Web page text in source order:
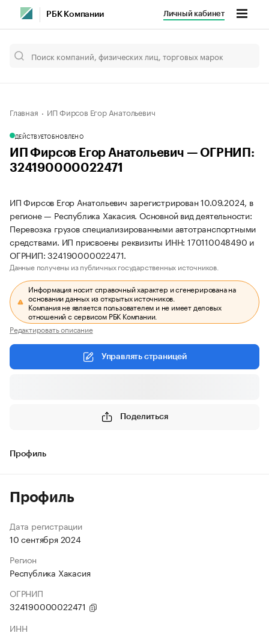
РБК Компании Личный кабинет
Главная ИП Фирсов Егор Анатольевич
ДЕЙСТВУЕТОБНОВЛЕНО
ИП Фирсов Егор Анатольевич — ОГРНИП:
324190000022471
ИП Фирсов Егор Анатольевич зарегистрирован 10.09.2024, в
регионе — Республика Хакасия. Основной вид деятельности:
Перевозка грузов специализированными автотранспортными
средствами. ИП присвоены реквизиты ИНН: 170110048490 и
ОГРНИП: 324190000022471.
Данные получены из публичных государственных источников.
Информация носит справочный характер и сгенерирована на
основании данных из открытых источников.
Компания не является пользователем и не имеет деловых
отношений с сервисом РБК Компании.
Редактировать описание
Управлять страницей
Поделиться
Профиль
Профиль
Дата регистрации
10 сентября 2024
Регион
Республика Хакасия
ОГРНИП
324190000022471
ИНН